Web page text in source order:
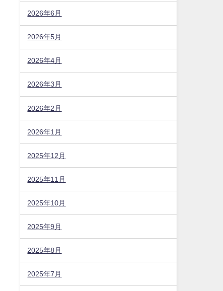
2026年6月
2026年5月
2026年4月
2026年3月
2026年2月
2026年1月
2025年12月
2025年11月
2025年10月
2025年9月
2025年8月
2025年7月